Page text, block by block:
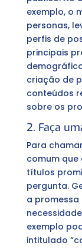
exemplo, o
personas,
perfis de
principais
criação de
conteúdos
sobre os
2. Faça
Para
comum
títulos
pergunta.
a
exemplo
intitulado